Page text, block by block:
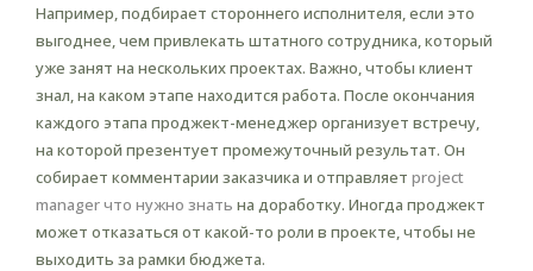
Например, подбирает стороннего исполнителя, если это
выгоднее, чем привлекать штатного сотрудника, который
уже занят на нескольких проектах. Важно, чтобы клиент
знал, на каком этапе находится работа. После окончания
каждого этапа проджект-менеджер организует встречу,
на которой презентует промежуточный результат. Он
собирает комментарии заказчика и отправляет project
manager что нужно знать на доработку. Иногда проджект
может отказаться от какой-то роли в проекте, чтобы не
выходить за рамки бюджета.